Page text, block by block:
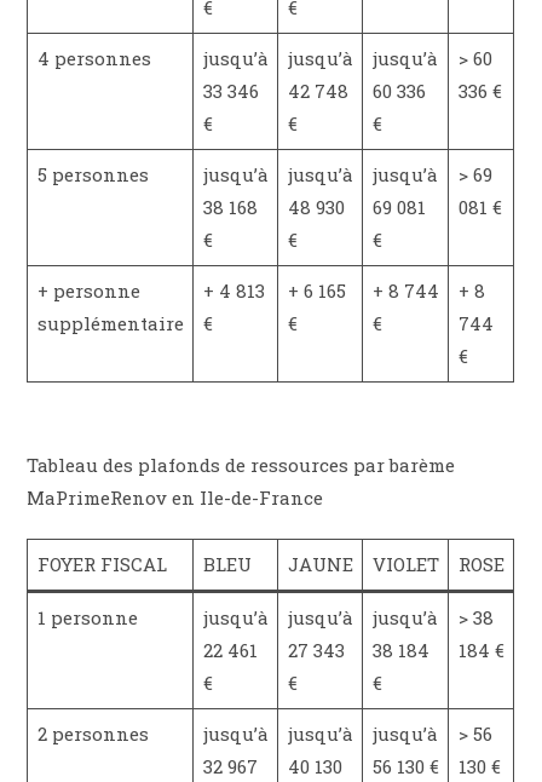
€ €
4 personnes
jusqu’à
33 346
€
jusqu’à
42 748
€
jusqu’à
60 336
€
> 60
336 €
5 personnes
jusqu’à
38 168
€
jusqu’à
48 930
€
jusqu’à
69 081
€
> 69
081 €
+ personne
supplémentaire
+ 4 813
€
+ 6 165
€
+ 8 744
€
+ 8
744
€
Tableau des plafonds de ressources par barème
MaPrimeRenov en Ile-de-France
FOYER FISCAL BLEU JAUNE VIOLET ROSE
1 personne
jusqu’à
22 461
€
jusqu’à
27 343
€
jusqu’à
38 184
€
> 38
184 €
2 personnes
jusqu’à
32 967
jusqu’à
40 130
jusqu’à
56 130 €
> 56
130 €